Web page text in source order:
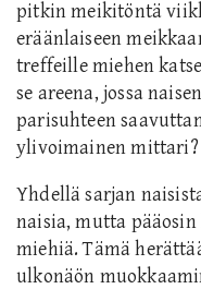
pitkin meikitöntä
eräänlaiseen
treffeille miehen
se areena, jossa
parisuhteen
ylivoimainen mittari?
Yhdellä sarjan
naisia, mutta
miehiä. Tämä
ulkonäön